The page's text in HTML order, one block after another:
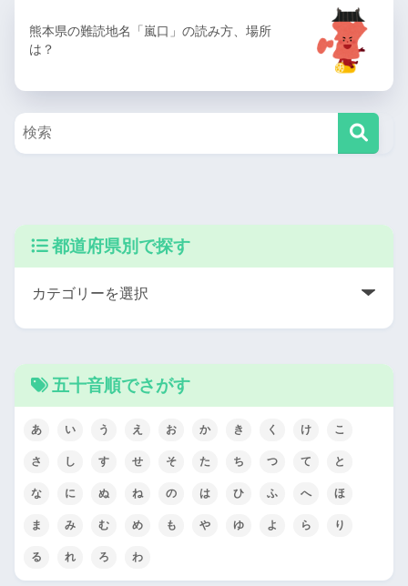
熊本県の難読地名「嵐口」の読み方、場所
は？
都道府県別で探す
五十音順でさがす
あ い う え お か き く け こ
さ し す せ そ た ち つ て と
な に ぬ ね の は ひ ふ へ ほ
ま み む め も や ゆ よ ら り
る れ ろ わ